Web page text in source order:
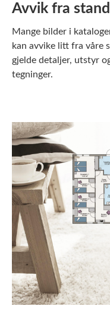
Avvik fra
Mange bilder i
kan avvike litt fra våre
gjelde detaljer, utstyr
tegninger.